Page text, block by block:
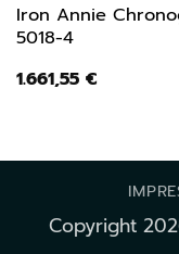
Iron Annie
5018-4
1.661,55 €
Copyright